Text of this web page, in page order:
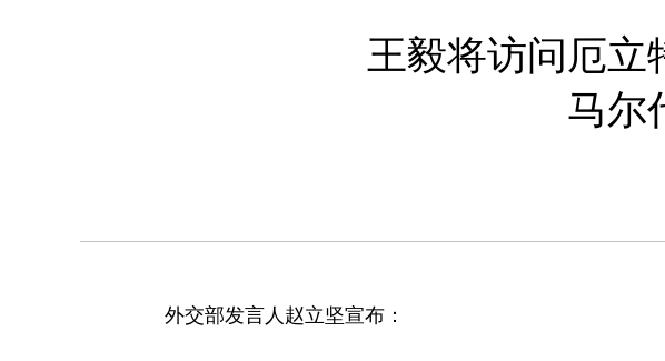
王毅将访问厄立
马尔
外交部发言人赵立坚宣布：